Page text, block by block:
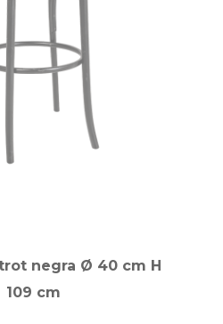
negra Ø 40 cm H
109 cm